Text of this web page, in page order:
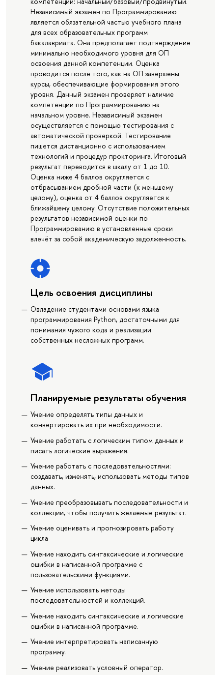
Независимый экзамен по Программированию
является обязательной частью учебного плана
для всех образовательных программ
бакалавриата. Она предполагает подтверждение
минимально необходимого уровня для ОП
освоения данной компетенции. Оценка
проводится после того, как на ОП завершены
курсы, обеспечивающие формирования этого
уровня. Данный экзамен проверяет наличие
компетенции по Программированию на
начальном уровне. Независимый экзамен
осуществляется с помощью тестирования с
автоматической проверкой. Тестирование
пишется дистанционно с использованием
технологий и процедур прокторинга. Итоговый
результат переводится в шкалу от 1 до 10.
Оценка ниже 4 баллов округляется с
отбрасыванием дробной части (к меньшему
целому), оценка от 4 баллов округляется к
ближайшему целому. Отсутствие положительных
результатов независимой оценки по
Программированию в установленные сроки
влечёт за собой академическую задолженность.
Цель освоения дисциплины
Овладение студентами основами языка
программирования Python, достаточными для
понимания чужого кода и реализации
собственных несложных программ.
Планируемые результаты обучения
Умение определять типы данных и
конвертировать их при необходимости.
Умение работать с логическим типом данных и
писать логические выражения.
Умение работать с последовательностями:
создавать, изменять, использовать методы типов
данных.
Умение преобразовывать последовательности и
коллекции, чтобы получить желаемые результат.
Умение оценивать и прогнозировать работу
цикла
Умение находить синтаксические и логические
ошибки в написанной программе с
пользовательскими функциями.
Умение использовать методы
последовательностей и коллекций.
Умение находить синтаксические и логические
ошибки в написанной программе.
Умение интерпретировать написанную
программу.
Умение реализовать условный оператор.